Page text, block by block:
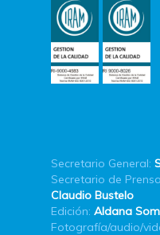
Secretario General:
Secretario de
Claudio Bustelo
Edición: Aldana
Fotografía/audio/